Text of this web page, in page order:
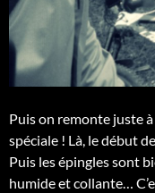
Puis on remonte juste
spéciale ! Là, le début
Puis les épingles sont
humide et collante…